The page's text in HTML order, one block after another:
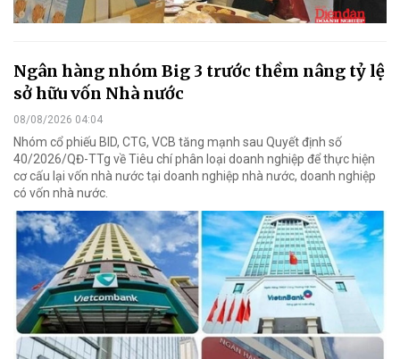
Ngân hàng nhóm Big 3 trước thềm nâng tỷ lệ
sở hữu vốn Nhà nước
08/08/2026 04:04
Nhóm cổ phiếu BID, CTG, VCB tăng mạnh sau Quyết định số
40/2026/QĐ-TTg về Tiêu chí phân loại doanh nghiệp để thực hiện
cơ cấu lại vốn nhà nước tại doanh nghiệp nhà nước, doanh nghiệp
có vốn nhà nước.